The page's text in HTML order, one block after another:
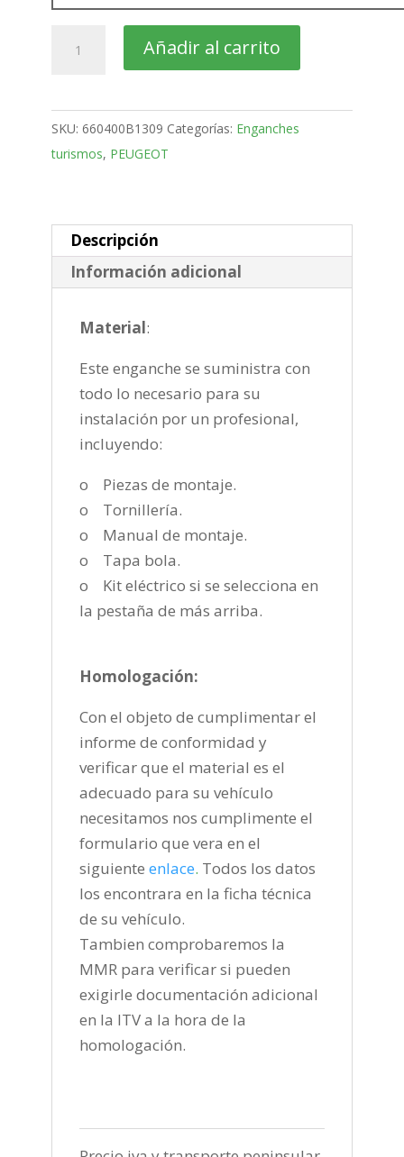
Rifter
Corta
Bola
placa
cantidad
Añadir al carrito
SKU: 660400B1309 Categorías: Enganches
turismos, PEUGEOT
Descripción
Información adicional
Material:
Este enganche se suministra con
todo lo necesario para su
instalación por un profesional,
incluyendo:
o Piezas de montaje.
o Tornillería.
o Manual de montaje.
o Tapa bola.
o Kit eléctrico si se selecciona en
la pestaña de más arriba.
Homologación:
Con el objeto de cumplimentar el
informe de conformidad y
verificar que el material es el
adecuado para su vehículo
necesitamos nos cumplimente el
formulario que vera en el
siguiente enlace. Todos los datos
los encontrara en la ficha técnica
de su vehículo.
Tambien comprobaremos la
MMR para verificar si pueden
exigirle documentación adicional
en la ITV a la hora de la
homologación.